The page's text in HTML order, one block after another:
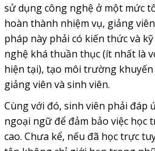
sử dụng công nghệ ở một mức
hoàn thành nhiệm vụ, giảng
pháp này phải có kiến thức và
nghệ khá thuần thục (ít nhất là
hiện tại), tạo môi trường
giảng viên và sinh viên.
Cùng với đó, sinh viên phải đáp
ngoại ngữ để đảm bảo việc học
cao. Chưa kể, nếu đã học trực